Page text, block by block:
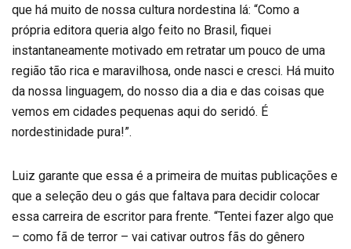
que há muito de nossa cultura nordestina lá: “Como a
própria editora queria algo feito no Brasil, fiquei
instantaneamente motivado em retratar um pouco de uma
região tão rica e maravilhosa, onde nasci e cresci. Há muito
da nossa linguagem, do nosso dia a dia e das coisas que
vemos em cidades pequenas aqui do seridó. É
nordestinidade pura!”.
Luiz garante que essa é a primeira de muitas publicações e
que a seleção deu o gás que faltava para decidir colocar
essa carreira de escritor para frente. “Tentei fazer algo que
– como fã de terror – vai cativar outros fãs do gênero